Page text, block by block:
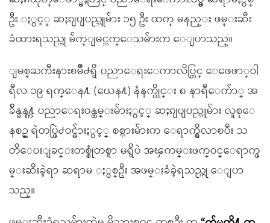
ဦး ႏွင့္ ဆႏၵျပျပည္သူမ်ား ၁၅ ဦး ထက္ မနည္း ဖမ္းဆီး
ခံထားရသည္ဟု မ်က္ျမင္သက္ေသမ်ားက ေျပာသည္။
ျမစ္ႀကီးနားၿမိဳ႕ရွိ ပညာေရးေကာလိပ္တြင္ ေဖေဖာ္ဝါ
ရီလ ၁၉ ရက္ေန႔ (ယေန႔) နံနက္ပိုင္း ၈ နာရီေက်ာ္ အ
ခ်ိန္ခန႔္က ပညာေရးဝန္ထမ္းမ်ားႏွင့္ ဆႏၵျပျပည္သူမ်ား လူစုေ
နစဥ္ ရဲတပ္ဖြဲ႕ဝင္မ်ားႏွင့္ စစ္သားမ်ားက ေရာက္ရွိလာၿပီး သ
တိေပးျခင္းတစ္စုံတစ္ရာ မရွိပဲ အၾကမ္းဖက္ဝင္ေရာက္ဖ
မ္းဆီးခဲ့ရာ ဆရာမ ႏွစ္ဦး အဖမ္းခံခဲ့ရသည္ဟု ေျပာ
သည္။